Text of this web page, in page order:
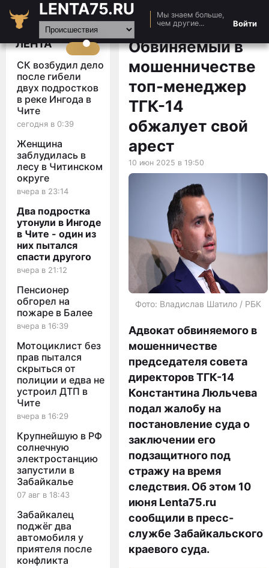
LENTA75.RU
Мы знаем больше,
чем другие...
Войти
Главная
Новости
Видео
Статьи
ЛЕНТА
СК возбудил дело
после гибели
двух подростков
в реке Ингода в
Чите
сегодня в 0:39
Женщина
заблудилась в
лесу в Читинском
округе
вчера в 23:14
Два подростка
утонули в Ингоде
в Чите - один из
них пытался
спасти другого
вчера в 21:12
Пенсионер
обгорел на
пожаре в Балее
вчера в 16:39
Мотоциклист без
прав пытался
скрыться от
полиции и едва не
устроил ДТП в
Чите
вчера в 16:29
Крупнейшую в РФ
солнечную
электростанцию
запустили в
Забайкалье
07 авг в 18:43
Забайкалец
поджёг два
автомобиля у
приятеля после
конфликта
Обвиняемый в
мошенничестве
топ-менеджер
ТГК-14
обжалует свой
арест
10 июн 2025 в 19:50
Фото: Владислав Шатило / РБК
Адвокат обвиняемого в
мошенничестве
председателя совета
директоров ТГК-14
Константина Люльчева
подал жалобу на
постановление суда о
заключении его
подзащитного под
стражу на время
следствия. Об этом 10
июня Lenta75.ru
сообщили в пресс-
службе Забайкальского
краевого суда.